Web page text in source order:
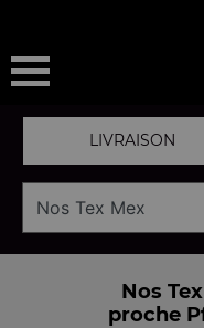
LIVRAISON
Nos
proche